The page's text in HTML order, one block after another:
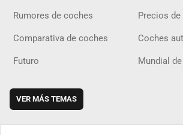
Rumores de coches Precios
Comparativa de coches Coches
Futuro Mundial
VER MÁS TEMAS